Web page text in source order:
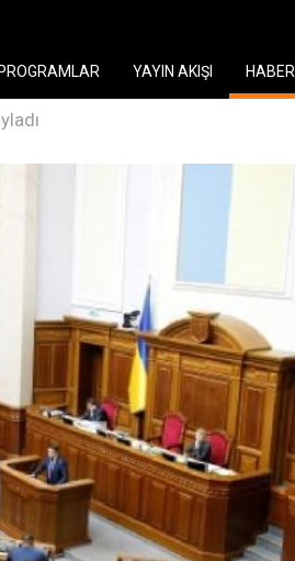
PROGRAMLAR
YAYIN AKIŞI HABER